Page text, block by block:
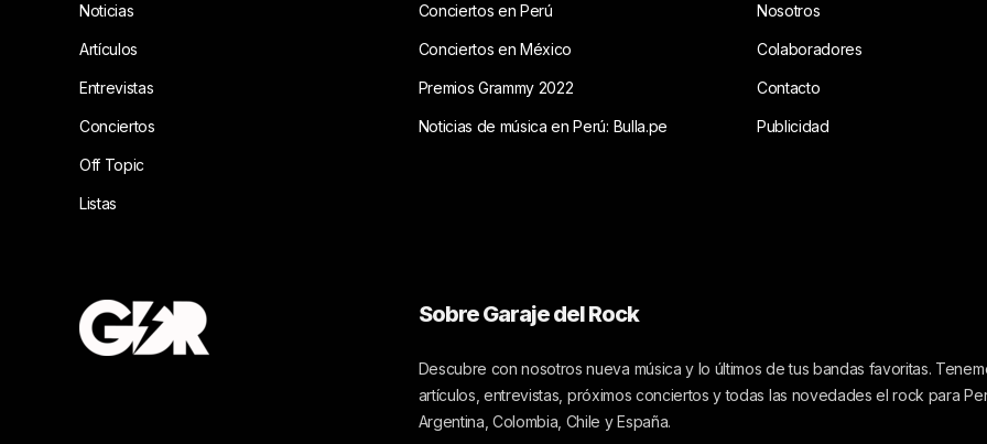
Noticias
Artículos
Entrevistas
Conciertos
Off Topic
Listas
Conciertos en Perú
Conciertos en México
Premios Grammy 2022
Noticias de música en Perú: Bulla.pe
Nosotros
Colaboradores
Contacto
Publicidad
Sobre Garaje del Rock
Descubre con nosotros nueva música y lo últimos de tus bandas favoritas.
artículos, entrevistas, próximos conciertos y todas las novedades el rock para
Argentina, Colombia, Chile y España.